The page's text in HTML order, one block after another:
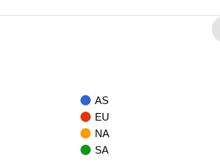
AS
EU
NA
SA